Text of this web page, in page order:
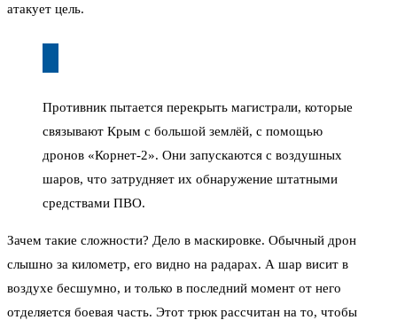
атакует цель.
Противник пытается перекрыть магистрали, которые
связывают Крым с большой землёй, с помощью
дронов «Корнет-2». Они запускаются с воздушных
шаров, что затрудняет их обнаружение штатными
средствами ПВО.
Зачем такие сложности? Дело в маскировке. Обычный дрон
слышно за километр, его видно на радарах. А шар висит в
воздухе бесшумно, и только в последний момент от него
отделяется боевая часть. Этот трюк рассчитан на то, чтобы